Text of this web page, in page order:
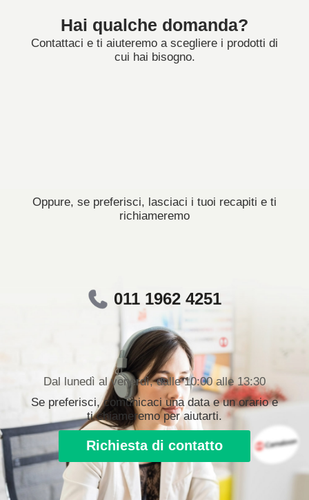
Hai qualche domanda?
Contattaci e ti aiuteremo a scegliere i prodotti di
cui hai bisogno.
Oppure, se preferisci, lasciaci i tuoi recapiti e ti
richiameremo
011 1962 4251
Dal lunedì al venerdì, dalle 10:00 alle 13:30
Se preferisci, comunicaci una data e un orario e
ti chiameremo per aiutarti.
Richiesta di contatto